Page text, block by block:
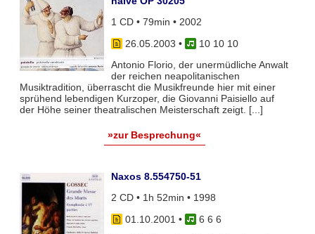
1 CD • 79min • 2002
26.05.2003 •
10 10 10
Antonio Florio, der unermüdliche Anwalt
der reichen neapolitanischen
Musiktradition, überrascht die Musikfreunde hier mit einer
sprühend lebendigen Kurzoper, die Giovanni Paisiello auf
der Höhe seiner theatralischen Meisterschaft zeigt. [...]
»zur Besprechung«
Naxos 8.554750-51
2 CD • 1h 52min • 1998
01.10.2001 •
6 6 6